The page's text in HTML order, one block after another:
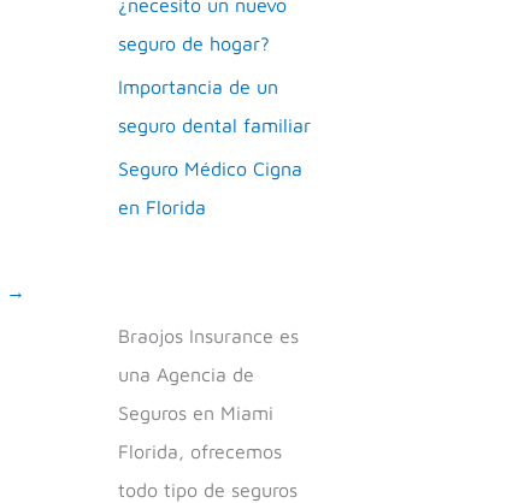
→
¿necesito un nuevo
seguro de hogar?
Importancia de un
seguro dental familiar
Seguro Médico Cigna
en Florida
Braojos Insurance es
una Agencia de
Seguros en Miami
Florida, ofrecemos
todo tipo de seguros